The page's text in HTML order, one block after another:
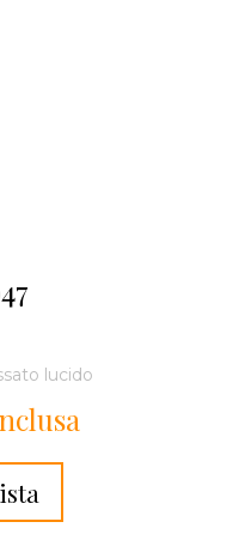
lucido